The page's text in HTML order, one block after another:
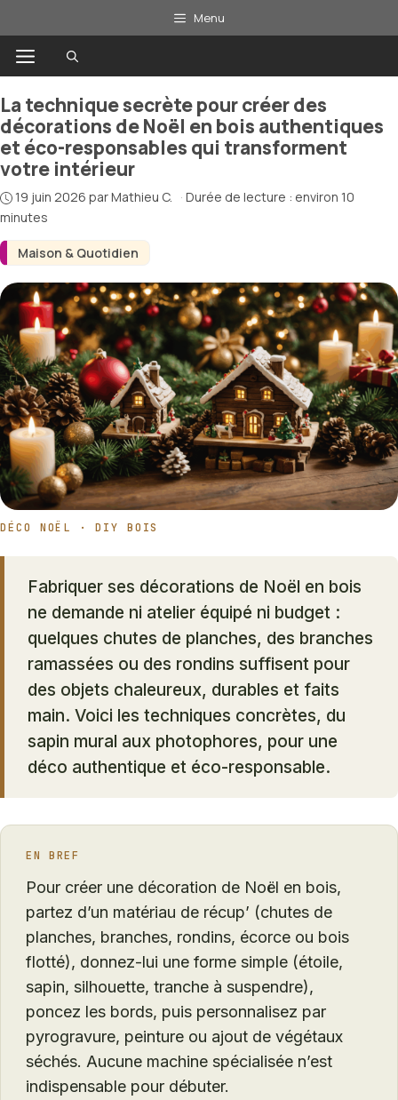
au
contenu
Menu
Menu
Maison & Quotidien
La technique secrète pour créer des
décorations de Noël en bois authentiques
et éco-responsables qui transforment
votre intérieur
19 juin 2026 parMathieu C. · Durée de lecture : environ 10
minutes
DÉCO NOËL · DIY BOIS
Fabriquer ses décorations de Noël en bois
ne demande ni atelier équipé ni budget :
quelques chutes de planches, des branches
ramassées ou des rondins suffisent pour
des objets chaleureux, durables et faits
main. Voici les techniques concrètes, du
sapin mural aux photophores, pour une
déco authentique et éco-responsable.
EN BREF
Pour créer une décoration de Noël en bois,
partez d’un matériau de récup’ (chutes de
planches, branches, rondins, écorce ou bois
flotté), donnez-lui une forme simple (étoile,
sapin, silhouette, tranche à suspendre),
poncez les bords, puis personnalisez par
pyrogravure, peinture ou ajout de végétaux
séchés. Aucune machine spécialisée n’est
indispensable pour débuter.